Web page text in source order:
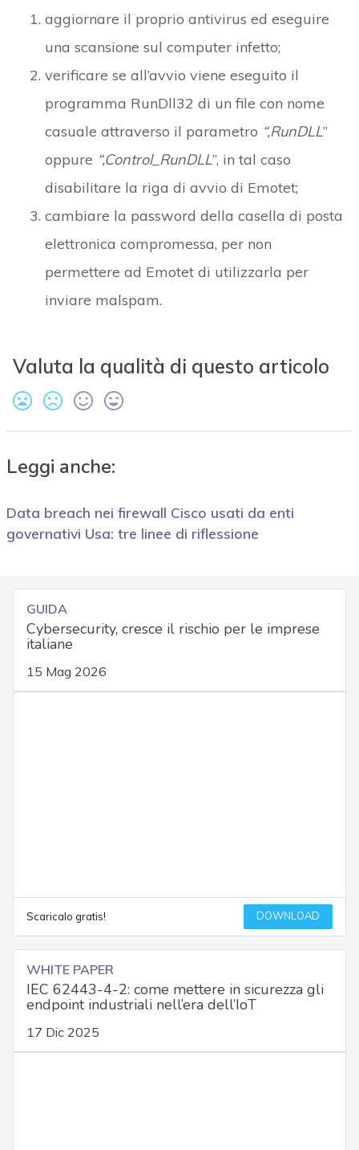
aggiornare il proprio antivirus ed eseguire
una scansione sul computer infetto;
verificare se all’avvio viene eseguito il
programma RunDll32 di un file con nome
casuale attraverso il parametro “,RunDLL”
oppure “,Control_RunDLL”, in tal caso
disabilitare la riga di avvio di Emotet;
cambiare la password della casella di posta
elettronica compromessa, per non
permettere ad Emotet di utilizzarla per
inviare malspam.
Valuta la qualità di questo articolo
Leggi anche:
Data breach nei firewall Cisco usati da enti
governativi Usa: tre linee di riflessione
GUIDA
Cybersecurity, cresce il rischio per le imprese
italiane
15 Mag 2026
Scaricalo gratis! DOWNLOAD
WHITE PAPER
IEC 62443-4-2: come mettere in sicurezza gli
endpoint industriali nell’era dell’IoT
17 Dic 2025